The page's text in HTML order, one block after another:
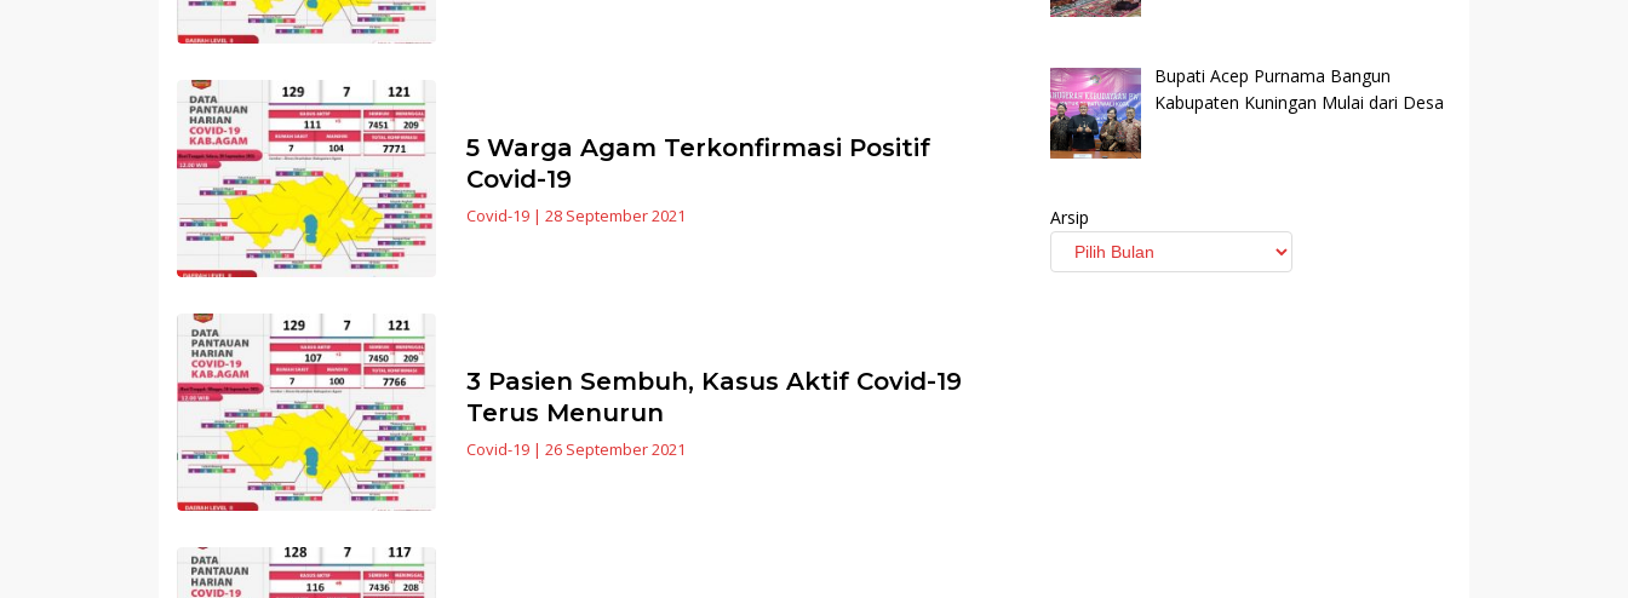
5 Warga Agam Terkonfirmasi Positif
Covid-19
Covid-19 |28 September 2021
3 Pasien Sembuh, Kasus Aktif Covid-19
Terus Menurun
Covid-19 |26 September 2021
Bupati Acep Purnama Bangun
Kabupaten Kuningan Mulai dari Desa
Arsip